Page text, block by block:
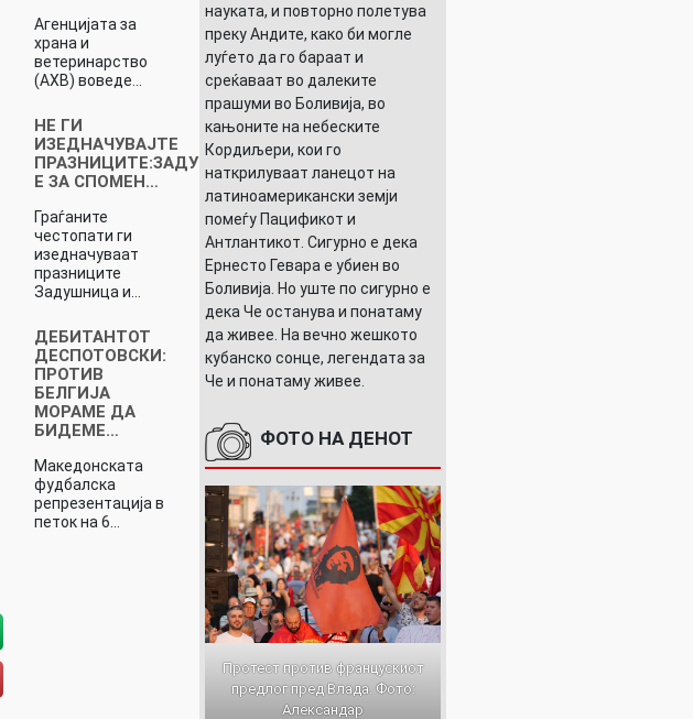
Агенцијата за
храна и
ветеринарство
(АХВ) воведе…
НЕ ГИ
ИЗЕДНАЧУВАЈТЕ
ПРАЗНИЦИТЕ:ЗАДУШНИЦАТА
Е ЗА СПОМЕН…
Граѓаните
честопати ги
изедначуваат
празниците
Задушница и…
ДЕБИТАНТОТ
ДЕСПОТОВСКИ:
ПРОТИВ
БЕЛГИЈА
МОРАМЕ ДА
БИДЕМЕ…
Македонската
фудбалска
репрезентација в
петок на 6…
науката, и повторно полетува
преку Андите, како би могле
луѓето да го бараат и
среќаваат во далеките
прашуми во Боливија, во
кањоните на небеските
Кордиљери, кои го
наткрилуваат ланецот на
латиноамерикански земји
помеѓу Пацификот и
Антлантикот. Сигурно е дека
Ернесто Гевара е убиен во
Боливија. Но уште по сигурно е
дека Че останува и понатаму
да живее. На вечно жешкото
кубанско сонце, легендата за
Че и понатаму живее.
ФОТО НА ДЕНОТ
Протест против францускиот
предлог пред Влада. Фото:
Александар